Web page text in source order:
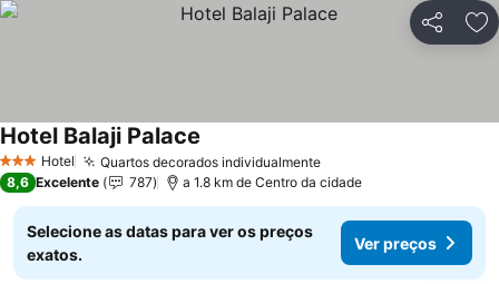
Partilhar
3 EstrelasHotel Quartos decorados individualmente
Hotel Balaji Palace
8,6 Excelente 787 a 1.8 km de Centro da cidade
Selecione as datas para ver os preços
exatos.
Ver preços